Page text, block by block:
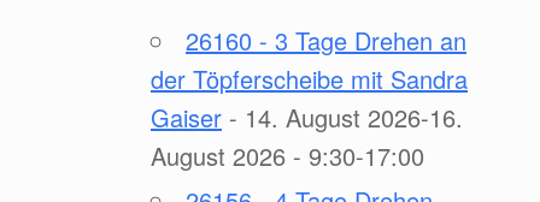
26160 - 3 Tage Drehen an
der Töpferscheibe mit Sandra
Gaiser - 14. August 2026-16.
August 2026 - 9:30-17:00